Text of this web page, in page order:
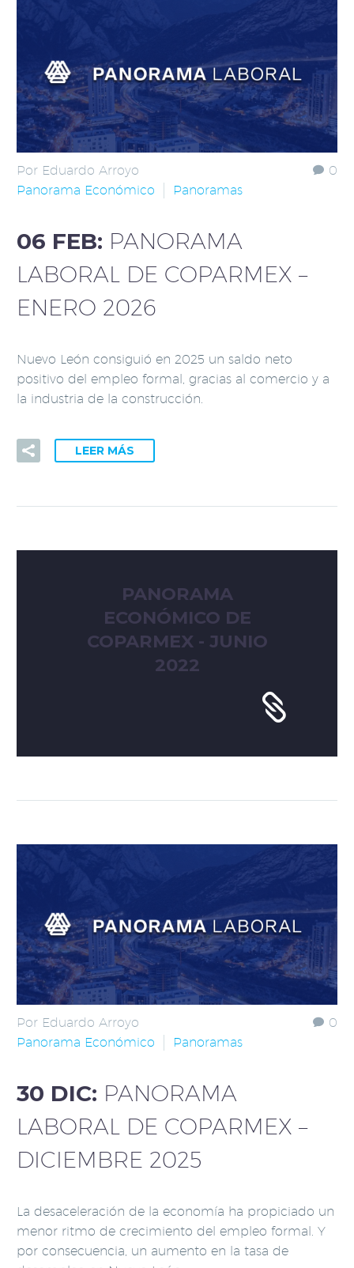
0
Por Eduardo Arroyo
Panorama Económico
Panoramas
06 FEB: PANORAMA
LABORAL DE COPARMEX –
ENERO 2026
Nuevo León consiguió en 2025 un saldo neto
positivo del empleo formal, gracias al comercio y a
la industria de la construcción.
LEER MÁS
PANORAMA
ECONÓMICO DE
COPARMEX - JUNIO
2022
0
Por Eduardo Arroyo
Panorama Económico
Panoramas
30 DIC: PANORAMA
LABORAL DE COPARMEX –
DICIEMBRE 2025
La desaceleración de la economía ha propiciado un
menor ritmo de crecimiento del empleo formal. Y
por consecuencia, un aumento en la tasa de